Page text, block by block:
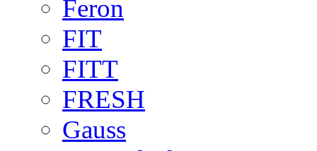
Feron
FIT
FITT
FRESH
Gauss